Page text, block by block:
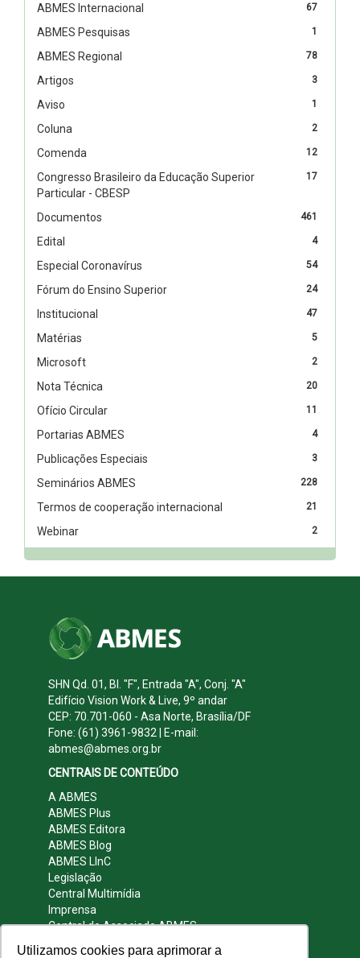
Utilizamos cookies para aprimorar a
67
ABMES Internacional
1
ABMES Pesquisas
78
ABMES Regional
3
Artigos
1
Aviso
2
Coluna
12
Comenda
17
Congresso Brasileiro da Educação Superior
Particular - CBESP
461
Documentos
4
Edital
54
Especial Coronavírus
24
Fórum do Ensino Superior
47
Institucional
5
Matérias
2
Microsoft
20
Nota Técnica
11
Ofício Circular
4
Portarias ABMES
3
Publicações Especiais
228
Seminários ABMES
21
Termos de cooperação internacional
2
Webinar
SHN Qd. 01, Bl. "F", Entrada "A", Conj. "A"
Edifício Vision Work & Live, 9º andar
CEP: 70.701-060 - Asa Norte, Brasília/DF
Fone: (61) 3961-9832 | E-mail:
abmes@abmes.org.br
CENTRAIS DE CONTEÚDO
A ABMES
ABMES Plus
ABMES Editora
ABMES Blog
ABMES LInC
Legislação
Central Multimídia
Imprensa
Central do Associado ABMES